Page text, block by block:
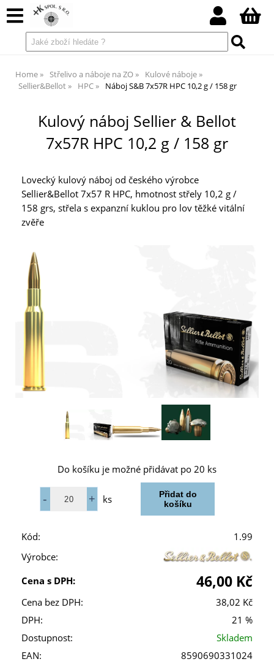
Home Střelivo a náboje na ZO
Kulové náboje
Sellier&Bellot
HPC Náboj S&B 7x57R HPC 10,2 g / 158 gr
Kulový náboj Sellier & Bellot
7x57R HPC 10,2 g / 158 gr
Lovecký kulový náboj od českého výrobce
Sellier&Bellot 7x57 R HPC, hmotnost střely 10,2 g /
158 grs, střela s expanzní kuklou pro lov těžké vitální
zvěře
Do košíku je možné přidávat po 20 ks
ks
Kód:
1.99
Výrobce:
Cena s DPH:
46,00 Kč
Cena bez DPH:
38,02 Kč
DPH:
21 %
Dostupnost:
Skladem
EAN:
8590690331024